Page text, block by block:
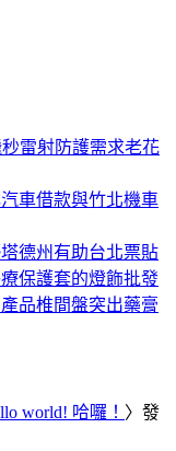
雷射防護需求老花
車借款與竹北機車
德州有助台北票貼
保護套的燈飾批發
品椎間盤突出藥膏
world! 哈囉！ 〉發